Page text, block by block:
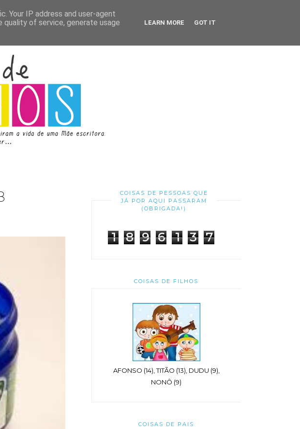
COISAS DE PESSOAS QUE
JÁ POR AQUI PASSARAM
(OBRIGADA!)
1 8 9 6 1 3 7
COISAS DE FILHOS
AFONSO (14), TITÃO (13), DUDU (9),
NONÔ (9)
COISAS DE PAIS
Your IP address and user-agent
quality of service, generate usage
LEARN MORE GOT IT